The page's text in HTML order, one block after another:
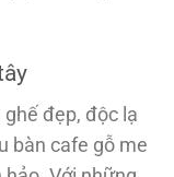
đẹp, độc lạ
bàn cafe gỗ me